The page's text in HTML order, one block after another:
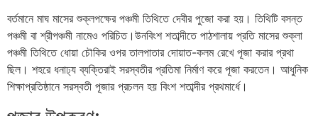
বর্তমানে মাঘ মাসের শুক্লপক্ষের পঞ্চমী তিথিতে দেবীর পুজো করা হয়। তিথিটি বসন্ত
পঞ্চমী বা শ্রীপঞ্চমী নামেও পরিচিত।উনবিংশ শতাব্দীতে পাঠশালায় প্রতি মাসের শুক্লা
পঞ্চমী তিথিতে ধোয়া চৌকির ওপর তালপাতার দোয়াত-কলম রেখে পূজা করার প্রথা
ছিল। শহরে ধনাঢ্য ব্যক্তিরাই সরস্বতীর প্রতিমা নির্মাণ করে পূজা করতেন। আধুনিক
শিক্ষাপ্রতিষ্ঠানে সরস্বতী পূজার প্রচলন হয় বিংশ শতাব্দীর প্রথমার্ধে।